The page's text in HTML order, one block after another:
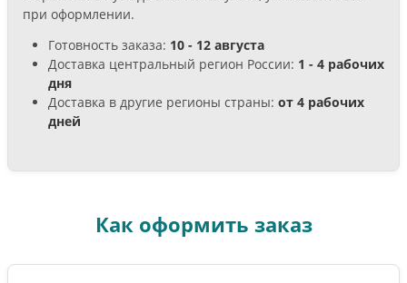
при оформлении.
Готовность заказа: 10 - 12 августа
Доставка центральный регион России: 1 - 4 рабочих
дня
Доставка в другие регионы страны: от 4 рабочих
дней
Как оформить заказ